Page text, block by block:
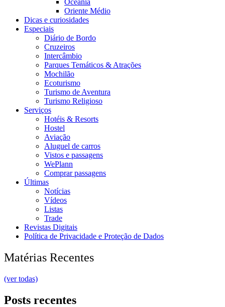
Oceania
Oriente Médio
Dicas e curiosidades
Especiais
Diário de Bordo
Cruzeiros
Intercâmbio
Parques Temáticos & Atrações
Mochilão
Ecoturismo
Turismo de Aventura
Turismo Religioso
Serviços
Hotéis & Resorts
Hostel
Aviação
Aluguel de carros
Vistos e passagens
WePlann
Comprar passagens
Últimas
Notícias
Vídeos
Listas
Trade
Revistas Digitais
Política de Privacidade e Proteção de Dados
Matérias Recentes
(ver todas)
Posts recentes